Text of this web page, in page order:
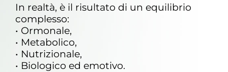
In realtà, è il risultato di un equilibrio
complesso:
• Ormonale,
• Metabolico,
• Nutrizionale,
• Biologico ed emotivo.